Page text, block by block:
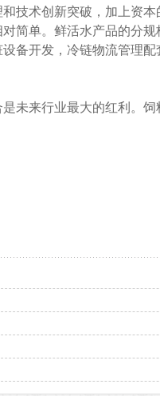
技术创新突破，加上资
简单。鲜活水产品的分
备开发，冷链物流管理配
未来行业最大的红利。饲